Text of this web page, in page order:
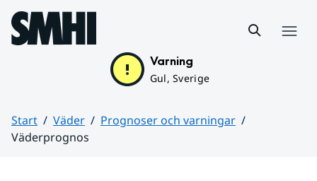
Hoppa till sidans innehåll
Varning
Gul, Sverige
Start Väder
Prognoser och varningar
Väderprognos